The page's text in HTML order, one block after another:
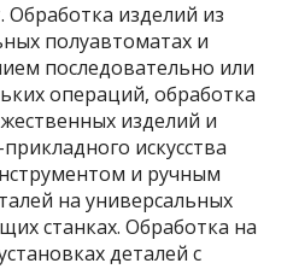
Обработка изделий из
полуавтоматах и
последовательно или
операций, обработка
изделий и
искусства
и ручным
на универсальных
станках. Обработка на
деталей с